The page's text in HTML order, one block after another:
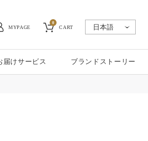
MYPAGE CART
0
届けサービス ブランドストーリー